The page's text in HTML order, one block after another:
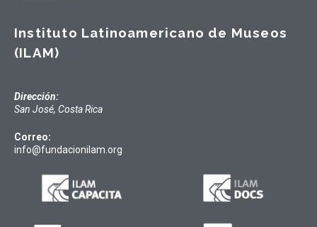
Instituto Latinoamericano de Museos
(ILAM)
Dirección:
San José, Costa Rica
Correo:
info@fundacionilam.org